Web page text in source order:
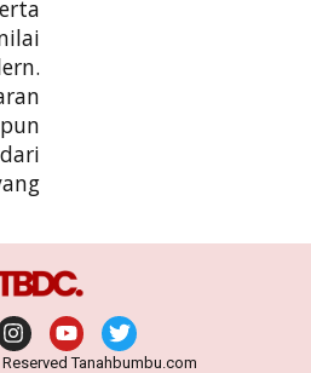
Tanahbumbu.com